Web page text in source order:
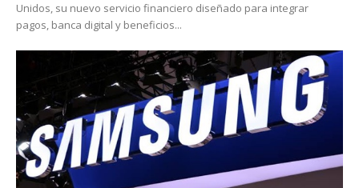
Unidos, su nuevo servicio financiero diseñado para integrar
pagos, banca digital y beneficios...